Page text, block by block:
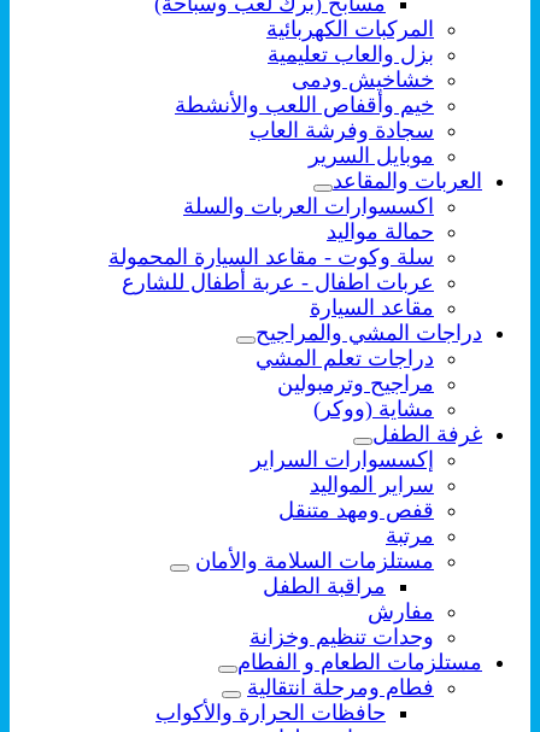
المركبات الكهربائية
بزل والعاب تعليمية
خشاخيش ودمى
خيم وأقفاص اللعب والأنشطة
سجادة وفرشة العاب
موبايل السرير
العربات والمقاعد
اكسسوارات العربات والسلة
حمالة مواليد
سلة وكوت - مقاعد السيارة المحمولة
عربات اطفال - عربة أطفال للشارع
مقاعد السيارة
دراجات المشي والمراجيح
دراجات تعلم المشي
مراجيح وترمبولين
مشاية (ووكر)
غرفة الطفل
إكسسوارات السراير
سراير المواليد
قفص ومهد متنقل
مرتبة
مستلزمات السلامة والأمان
مراقبة الطفل
مفارش
وحدات تنظيم وخزانة
مستلزمات الطعام و الفطام
فطام ومرحلة انتقالية
حافظات الحرارة والأكواب